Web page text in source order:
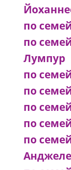
по
по
Лумпур
по
по
по
по
по